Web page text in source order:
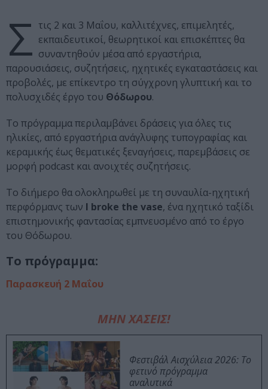
Σ τις 2 και 3 Μαΐου, καλλιτέχνες, επιμελητές,
εκπαιδευτικοί, θεωρητικοί και επισκέπτες θα
συναντηθούν μέσα από εργαστήρια,
παρουσιάσεις, συζητήσεις, ηχητικές εγκαταστάσεις και
προβολές, με επίκεντρο τη σύγχρονη γλυπτική και το
πολυσχιδές έργο του Θόδωρου.
Το πρόγραμμα περιλαμβάνει δράσεις για όλες τις
ηλικίες, από εργαστήρια ανάγλυφης τυπογραφίας και
κεραμικής έως θεματικές ξεναγήσεις, παρεμβάσεις σε
μορφή podcast και ανοιχτές συζητήσεις.
Το διήμερο θα ολοκληρωθεί με τη συναυλία-ηχητική
περφόρμανς των I broke the vase, ένα ηχητικό ταξίδι
επιστημονικής φαντασίας εμπνευσμένο από το έργο
του Θόδωρου.
Το πρόγραμμα:
Παρασκευή 2 Μαΐου
ΜΗΝ ΧΑΣΕΙΣ!
Φεστιβάλ Αισχύλεια 2026: Το
φετινό πρόγραμμα
αναλυτικά